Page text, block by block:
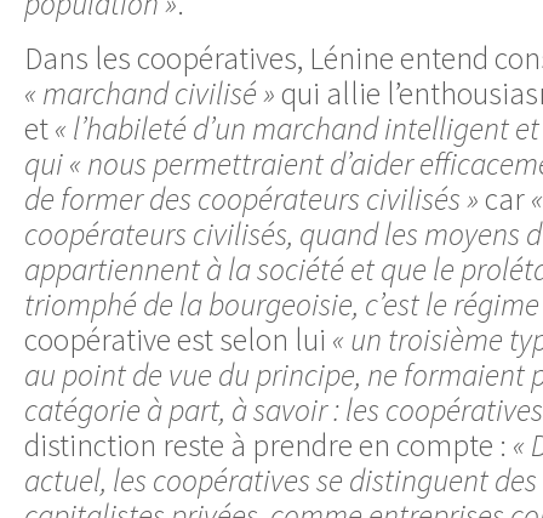
Dans les coopératives, Lénine entend
« marchand civilisé »qui allie
et« l’habileté d’un marchand intelligent
qui « nous permettraient d’aider
de former des coopérateurs civilisés »car
coopérateurs civilisés, quand les moyens
appartiennent à la société et que le
triomphé de la bourgeoisie, c’est le
coopérative est selon lui « un troisième
au point de vue du principe, ne formaient
catégorie à part, à savoir : les
distinction reste à prendre en compte : «
actuel, les coopératives se distinguent